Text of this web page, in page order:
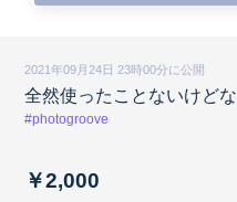
2021年09月24日 23時00分に公開
全然使ったことないけどな
#photogroove
￥2,000